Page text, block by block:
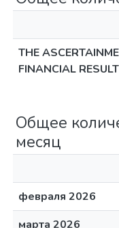
THE
FINANCIAL
Общее
месяц
февраля 2026
марта 2026